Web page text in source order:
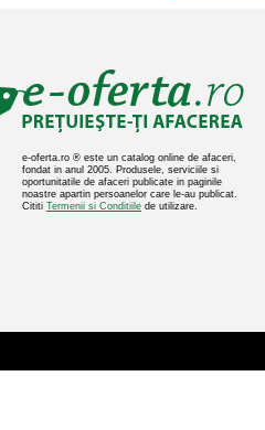
e-oferta.ro ® este un catalog online de afaceri,
fondat in anul 2005. Produsele, serviciile si
oportunitatile de afaceri publicate in paginile
noastre apartin persoanelor care le-au publicat.
Cititi Termenii si Conditiile de utilizare.